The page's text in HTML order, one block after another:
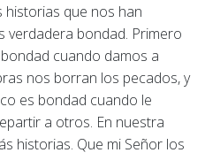
historias que nos han
verdadera bondad. Primero
cuando damos a
nos borran los pecados, y
es bondad cuando le
a otros. En nuestra
historias. Que mi Señor los